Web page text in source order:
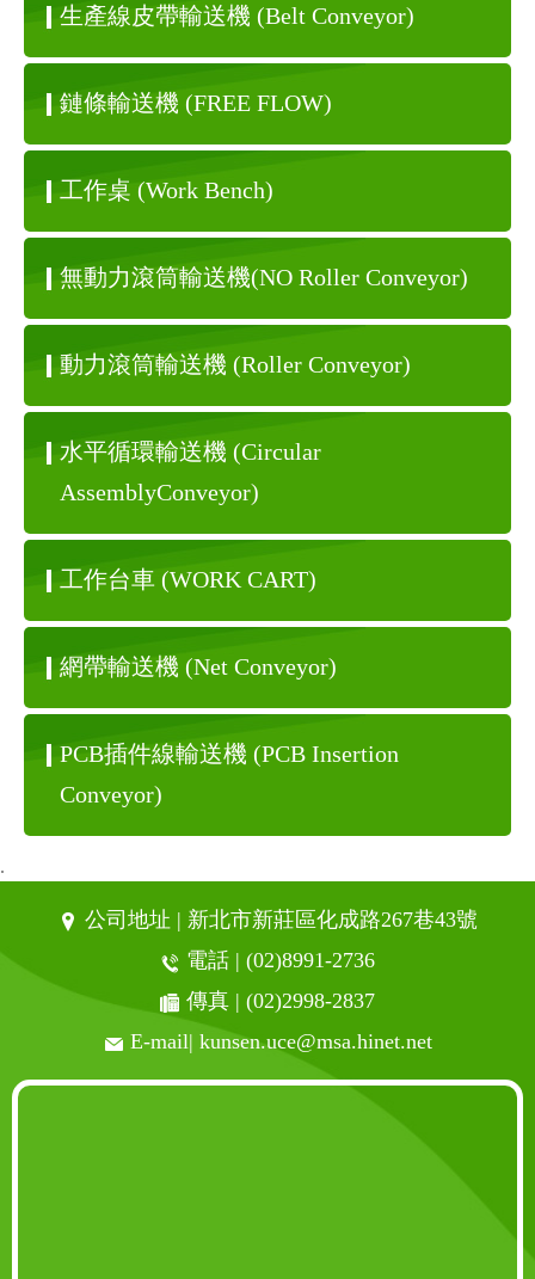
生產線皮帶輸送機 (Belt Conveyor)
鏈條輸送機 (FREE FLOW)
工作桌 (Work Bench)
無動力滾筒輸送機(NO Roller Conveyor)
動力滾筒輸送機 (Roller Conveyor)
水平循環輸送機 (Circular
AssemblyConveyor)
工作台車 (WORK CART)
網帶輸送機 (Net Conveyor)
PCB插件線輸送機 (PCB Insertion
Conveyor)
.
公司地址 | 新北市新莊區化成路267巷43號
電話 | (02)8991-2736
傳真 | (02)2998-2837
E-mail| kunsen.uce@msa.hinet.net